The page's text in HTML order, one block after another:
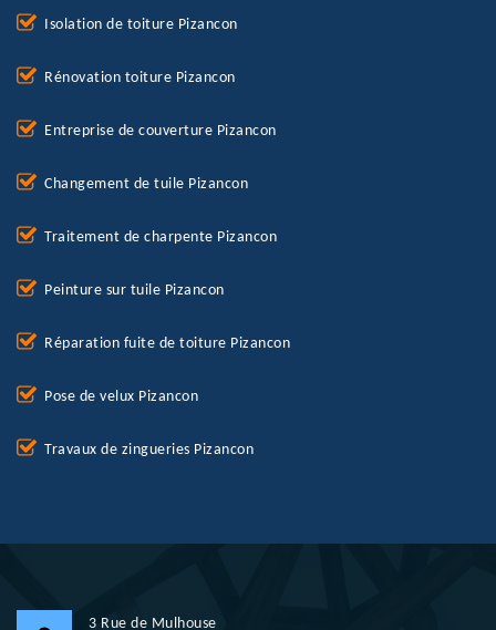
Isolation de toiture Pizancon
Rénovation toiture Pizancon
Entreprise de couverture Pizancon
Changement de tuile Pizancon
Traitement de charpente Pizancon
Peinture sur tuile Pizancon
Réparation fuite de toiture Pizancon
Pose de velux Pizancon
Travaux de zingueries Pizancon
3 Rue de Mulhouse